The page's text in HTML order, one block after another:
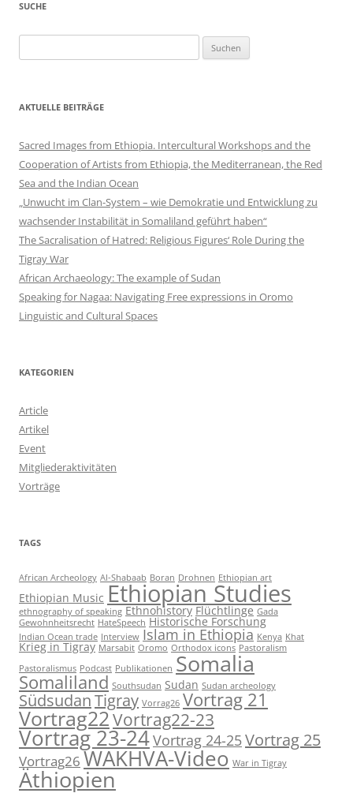
SUCHE
nach:
AKTUELLE BEITRÄGE
Sacred Images from Ethiopia. Intercultural Workshops and the
Cooperation of Artists from Ethiopia, the Mediterranean, the Red
Sea and the Indian Ocean
„Unwucht im Clan-System – wie Demokratie und Entwicklung zu
wachsender Instabilität in Somaliland geführt haben“
The Sacralisation of Hatred: Religious Figures‘ Role During the
Tigray War
African Archaeology: The example of Sudan
Speaking for Nagaa: Navigating Free expressions in Oromo
Linguistic and Cultural Spaces
KATEGORIEN
Article
Artikel
Event
Mitgliederaktivitäten
Vorträge
TAGS
African Archeology Al-Shabaab Boran Drohnen Ethiopian art
Ethiopian Music Ethiopian Studies
ethnography of speaking Ethnohistory Flüchtlinge Gada
Gewohnheitsrecht HateSpeech Historische Forschung
Indian Ocean trade Interview Islam in Ethiopia Kenya Khat
Krieg in Tigray Marsabit Oromo Orthodox icons Pastoralism
Pastoralismus Podcast Publikationen Somalia
Somaliland Southsudan Sudan Sudan archeology
SüdsudanTigray Vorrag26 Vortrag 21
Vortrag22Vortrag22-23
Vortrag 23-24Vortrag 24-25Vortrag 25
Vortrag26 WAKHVA-Video War in Tigray
Äthiopien